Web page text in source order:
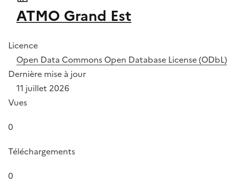
ATMO Grand Est
Licence
Open Data Commons Open Database License (ODbL)
Dernière mise à jour
11 juillet 2026
Vues
0
Téléchargements
0